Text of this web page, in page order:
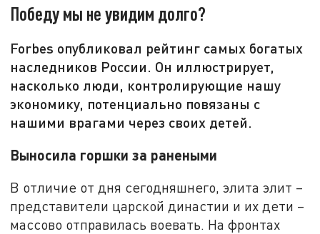
Победу мы не увидим долго?
Forbes опубликовал рейтинг самых богатых
наследников России. Он иллюстрирует,
насколько люди, контролирующие нашу
экономику, потенциально повязаны с
нашими врагами через своих детей.
Выносила горшки за ранеными
В отличие от дня сегодняшнего, элита элит –
представители царской династии и их дети –
массово отправилась воевать. На фронтах